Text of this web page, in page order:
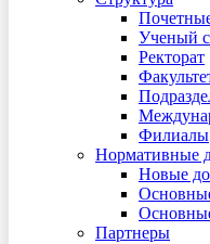
Ученый
Ректорат
Филиалы
Нормативные
Новые
Партнеры